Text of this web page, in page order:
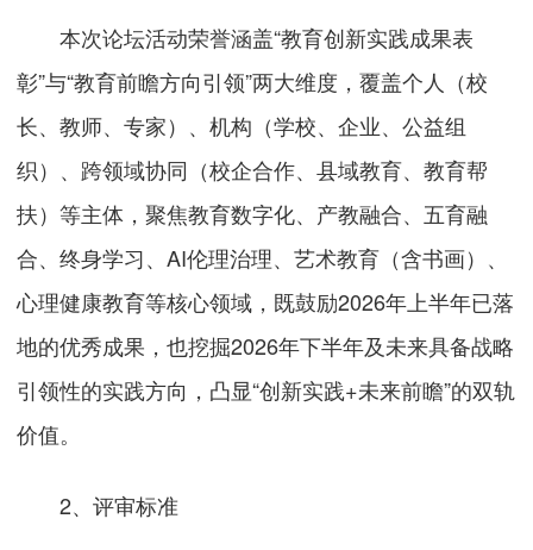
本次论坛活动荣誉涵盖“教育创新实践成果表
彰”与“教育前瞻方向引领”两大维度，覆盖个人（校
长、教师、专家）、机构（学校、企业、公益组
织）、跨领域协同（校企合作、县域教育、教育帮
扶）等主体，聚焦教育数字化、产教融合、五育融
合、终身学习、AI伦理治理、艺术教育（含书画）、
心理健康教育等核心领域，既鼓励2026年上半年已落
地的优秀成果，也挖掘2026年下半年及未来具备战略
引领性的实践方向，凸显“创新实践+未来前瞻”的双轨
价值。
2、评审标准